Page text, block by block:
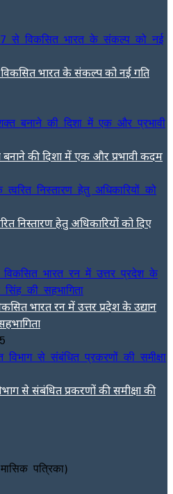
भारत के संकल्प को नई गति
की दिशा में एक और प्रभावी कदम
निस्तारण हेतु अधिकारियों को दिए
भारत रन में उत्तर प्रदेश के उद्यान
से संबंधित प्रकरणों की समीक्षा की
पत्रिका)